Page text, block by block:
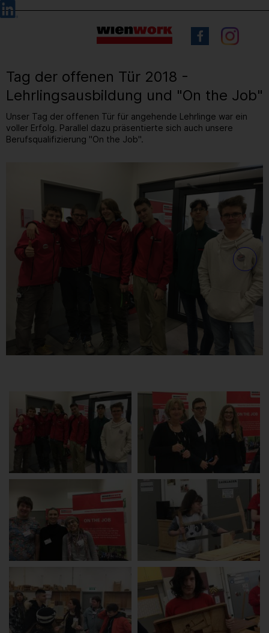
Barrierefreie
Bedienung
Sprachauswahl
Tag der offenen Tür 2018 -
Lehrlingsausbildung und "On the Job"
Unser Tag der offenen Tür für angehende Lehrlinge war ein
voller Erfolg. Parallel dazu präsentierte sich auch unsere
Berufsqualifizierung "On the Job".